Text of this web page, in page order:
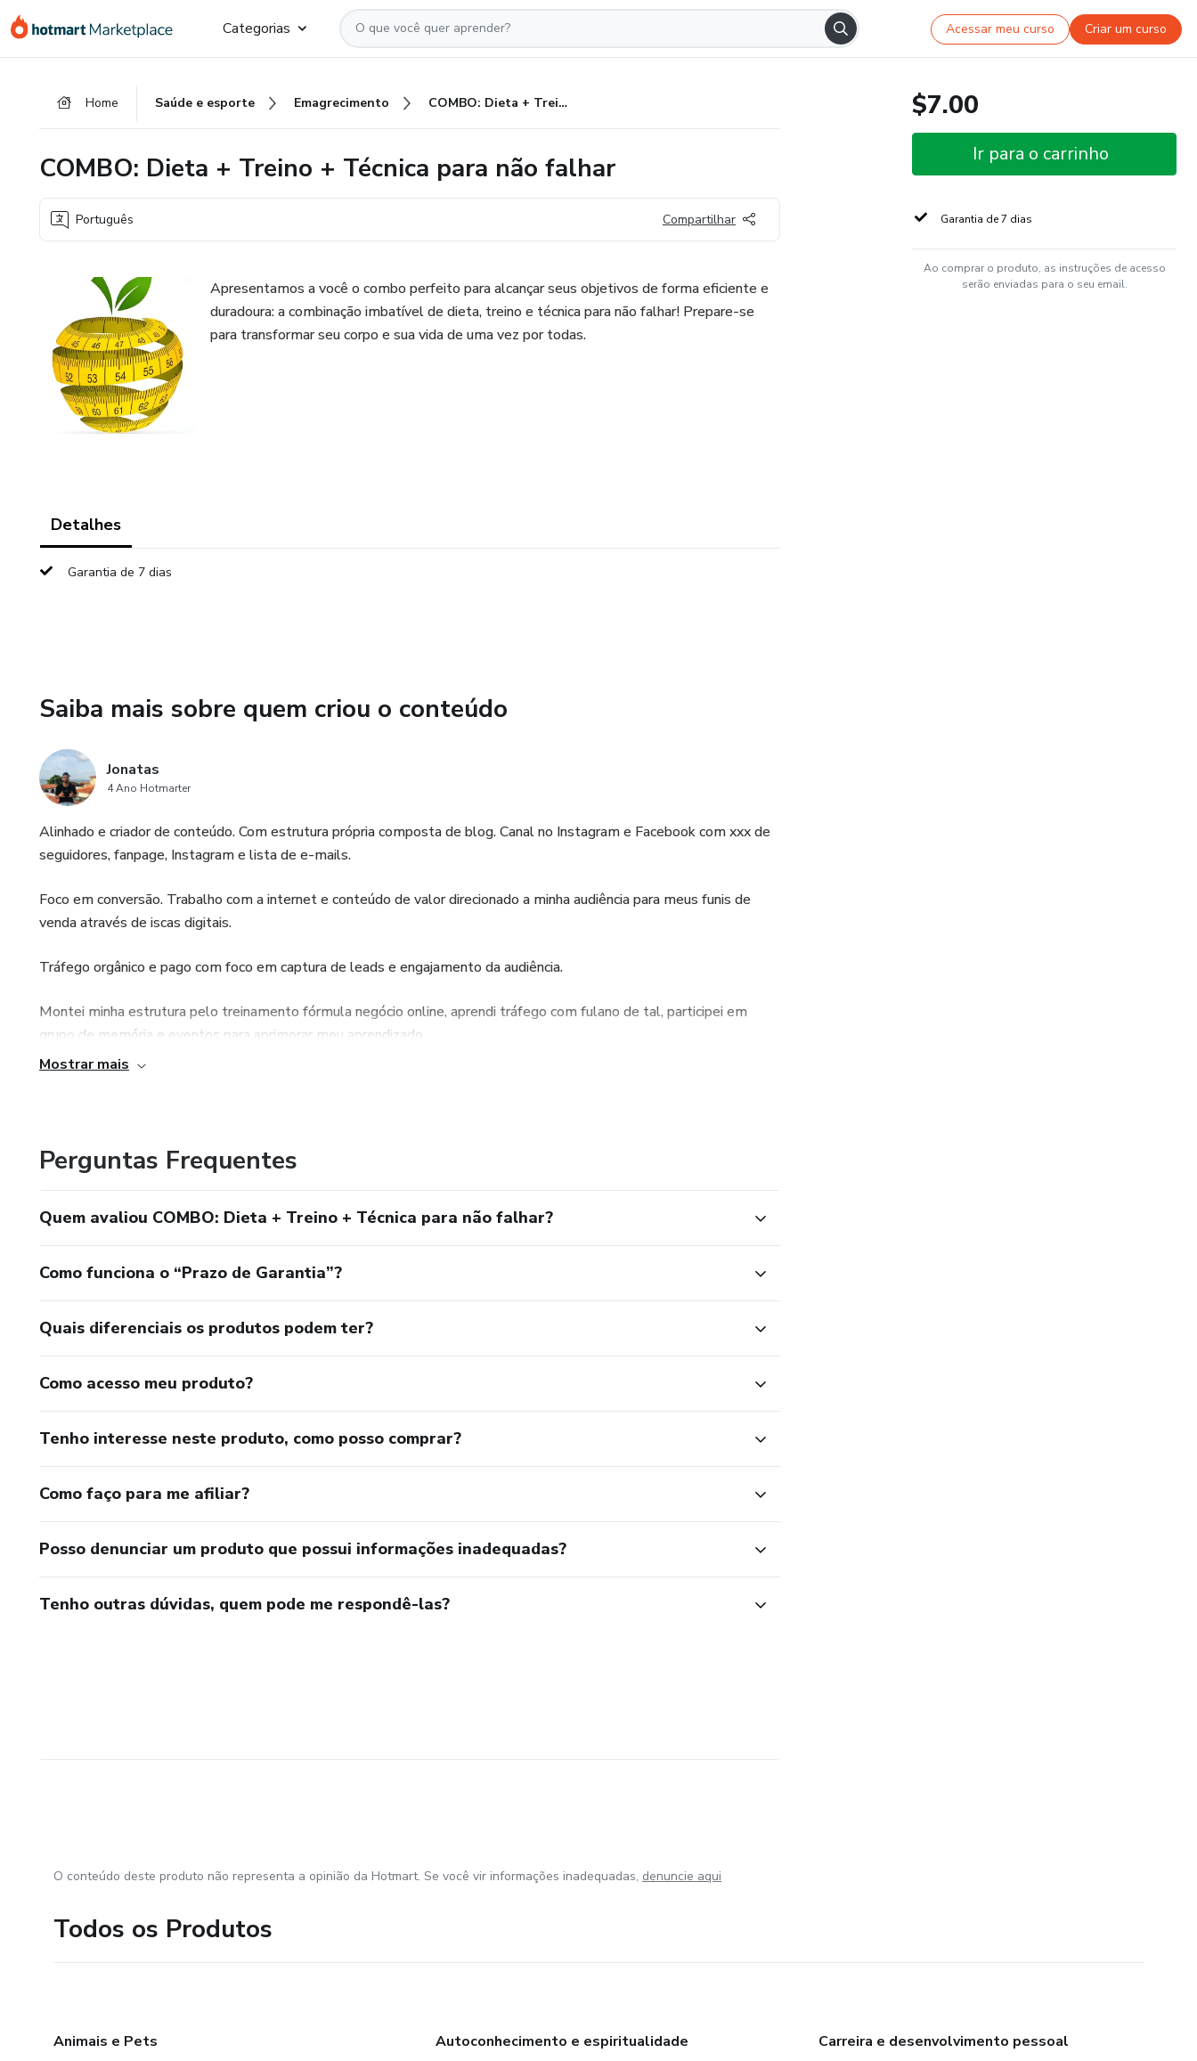
para
para
para
Categorias Acessar meu curso Criar um curso
Home Saúde e esporte Emagrecimento COMBO: Dieta + Treino + Técnica para não falhar
COMBO: Dieta + Treino + Técnica para não falhar
Português Compartilhar
Apresentamos a você o combo perfeito para alcançar seus objetivos de forma eficiente e
duradoura: a combinação imbatível de dieta, treino e técnica para não falhar! Prepare-se
para transformar seu corpo e sua vida de uma vez por todas.
Detalhes
Garantia de 7 dias
Saiba mais sobre quem criou o conteúdo
Jonatas
4 Ano Hotmarter
Alinhado e criador de conteúdo. Com estrutura própria composta de blog. Canal no Instagram e Facebook com xxx de
seguidores, fanpage, Instagram e lista de e-mails.
Foco em conversão. Trabalho com a internet e conteúdo de valor direcionado a minha audiência para meus funis de
venda através de iscas digitais.
Tráfego orgânico e pago com foco em captura de leads e engajamento da audiência.
Montei minha estrutura pelo treinamento fórmula negócio online, aprendi tráfego com fulano de tal, participei em
grupo de memória e eventos para aprimorar meu aprendizado.
Mostrar mais
Perguntas Frequentes
Quem avaliou COMBO: Dieta + Treino + Técnica para não falhar?
Como funciona o “Prazo de Garantia”?
Quais diferenciais os produtos podem ter?
Como acesso meu produto?
Tenho interesse neste produto, como posso comprar?
Como faço para me afiliar?
Posso denunciar um produto que possui informações inadequadas?
Tenho outras dúvidas, quem pode me respondê-las?
$7.00
Ir para o carrinho
Garantia de 7 dias
Ao comprar o produto, as instruções de acesso
serão enviadas para o seu email.
O conteúdo deste produto não representa a opinião da Hotmart. Se você vir informações inadequadas, denuncie aqui
Todos os Produtos
Animais e Pets
Autoconhecimento e espiritualidade
Carreira e desenvolvimento pessoal